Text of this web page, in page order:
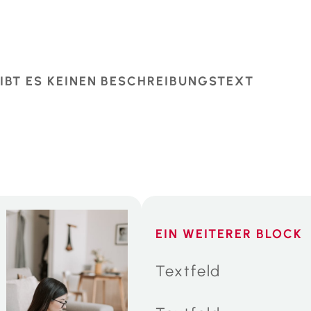
ES KEINEN BESCHREIBUNGSTEXT
EIN WEITERER BLOCK
Textfeld